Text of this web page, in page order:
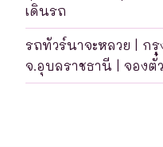
เดินรถ
รถทัวร์นาจะหลวย | ก
จ.อุบลราชธานี | จองตั๋